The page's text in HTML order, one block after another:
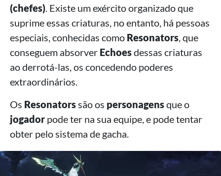
(chefes) . Existe um exército organizado que
suprime essas criaturas, no entanto, há pessoas
especiais, conhecidas como Resonators , que
conseguem absorver Echoesdessas criaturas
ao derrotá-las, os concedendo poderes
extraordinários.
Os Resonators são os personagensque o
jogador pode ter na sua equipe, e pode tentar
obter pelo sistema de gacha.